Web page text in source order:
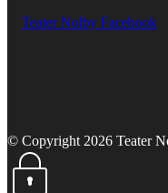
Teater Nolby Facebook
© Copyright 2026 Teater